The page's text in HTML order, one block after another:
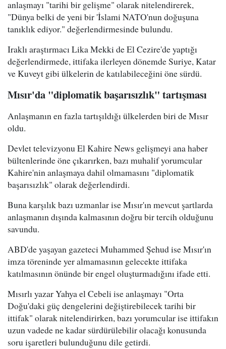
anlaşmayı "tarihi bir gelişme" olarak nitelendirerek,
"Dünya belki de yeni bir 'İslami NATO'nun doğuşuna
tanıklık ediyor." değerlendirmesinde bulundu.
Iraklı araştırmacı Lika Mekki de El Cezire'de yaptığı
değerlendirmede, ittifaka ilerleyen dönemde Suriye, Katar
ve Kuveyt gibi ülkelerin de katılabileceğini öne sürdü.
Mısır'da "diplomatik başarısızlık" tartışması
Anlaşmanın en fazla tartışıldığı ülkelerden biri de Mısır
oldu.
Devlet televizyonu El Kahire News gelişmeyi ana haber
bültenlerinde öne çıkarırken, bazı muhalif yorumcular
Kahire'nin anlaşmaya dahil olmamasını "diplomatik
başarısızlık" olarak değerlendirdi.
Buna karşılık bazı uzmanlar ise Mısır'ın mevcut şartlarda
anlaşmanın dışında kalmasının doğru bir tercih olduğunu
savundu.
ABD'de yaşayan gazeteci Muhammed Şehud ise Mısır'ın
imza töreninde yer almamasının gelecekte ittifaka
katılmasının önünde bir engel oluşturmadığını ifade etti.
Mısırlı yazar Yahya el Cebeli ise anlaşmayı "Orta
Doğu'daki güç dengelerini değiştirebilecek tarihi bir
ittifak" olarak nitelendirirken, bazı yorumcular ise ittifakın
uzun vadede ne kadar sürdürülebilir olacağı konusunda
soru işaretleri bulunduğunu dile getirdi.